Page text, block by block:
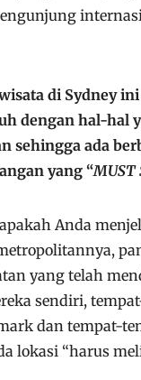
di Sydney
dengan hal-hal
sehingga ada
yang “MUST
Anda
yang telah
sendiri,
dan tempat-
lokasi “harus